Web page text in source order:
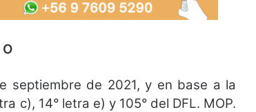
de 2021, y en base a la
c), 14° letra e) y 105° del DFL. MOP.